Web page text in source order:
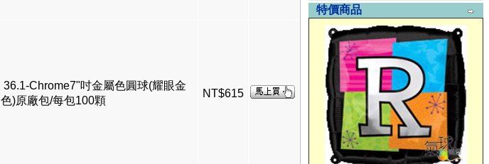
36.1-Chrome7"吋金屬色圓球(耀眼金
色)原廠包/每包100顆
NT$615
特價商品